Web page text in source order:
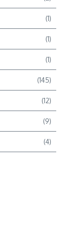
(1)
(1)
(1)
(145)
(12)
(9)
(4)